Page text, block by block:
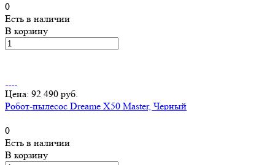
0
Есть в наличии
В корзину
Цена: 92 490 руб.
Робот-пылесос Dreame X50 Master, Черный
0
Есть в наличии
В корзину